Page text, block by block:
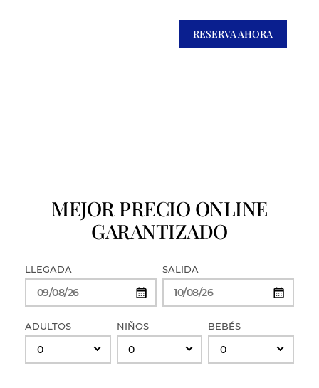
RESERVA AHORA
MEJOR PRECIO ONLINE
GARANTIZADO
LLEGADA SALIDA
ADULTOS
0
NIÑOS
0
BEBÉS
0